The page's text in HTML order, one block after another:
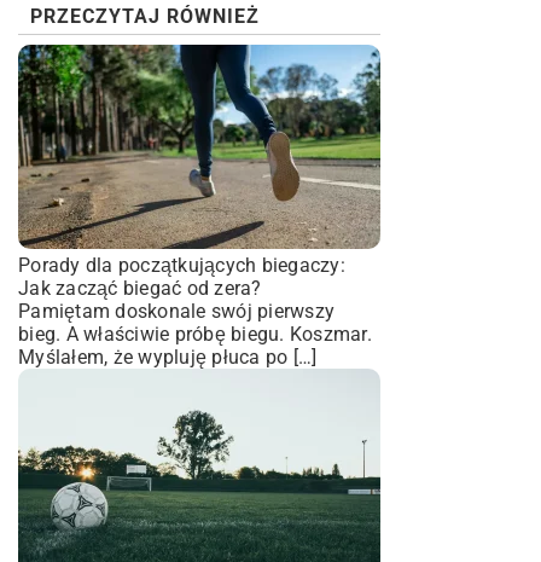
PRZECZYTAJ RÓWNIEŻ
Porady dla początkujących biegaczy:
Jak zacząć biegać od zera?
Pamiętam doskonale swój pierwszy
bieg. A właściwie próbę biegu. Koszmar.
Myślałem, że wypluję płuca po […]